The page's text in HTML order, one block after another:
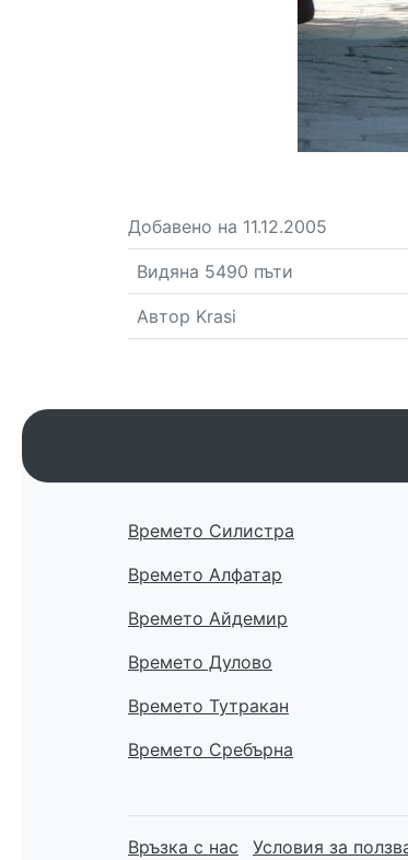
Добавено на 11.12.2005
Видяна 5490 пъти
Автор Krasi
Времето Силистра
Времето Алфатар
Времето Айдемир
Времето Дулово
Времето Тутракан
Времето Сребърна
Връзка с нас Условия за